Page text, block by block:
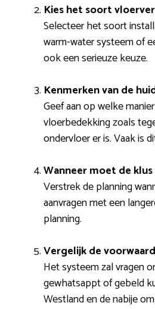
Kies het soort
Selecteer het soort
warm-water systeem of
ook een serieuze keuze.
Kenmerken van de
Geef aan op welke
vloerbedekking zoals
ondervloer er is. Vaak is
Wanneer moet de
Verstrek de planning
aanvragen met een
planning.
Vergelijk de
Het systeem zal vragen
gewhatsappt of gebeld
Westland en de nabije